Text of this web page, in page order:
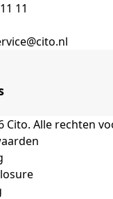
11
Cito. Alle rechten